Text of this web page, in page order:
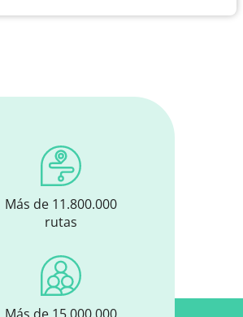
Más de 11.800.000
rutas
Más de 15.000.000